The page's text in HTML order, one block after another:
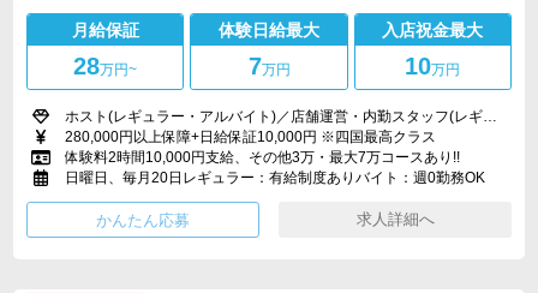
月給保証
28万円~
体験日給最大
7万円
入店祝金最大
10万円
280,000円以上保障+日給保証10,000円 ※四国最高クラス
体験料2時間10,000円支給、その他3万・最大7万コースあり!!
日曜日、毎月20日レギュラー：有給制度ありバイト：週0勤務OK
求人詳細へ